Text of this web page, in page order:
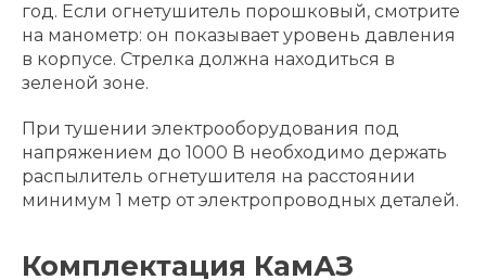
год. Если огнетушитель порошковый, смотрите
на манометр: он показывает уровень давления
в корпусе. Стрелка должна находиться в
зеленой зоне.
При тушении электрооборудования под
напряжением до 1000 В необходимо держать
распылитель огнетушителя на расстоянии
минимум 1 метр от электропроводных деталей.
Комплектация КамАЗ